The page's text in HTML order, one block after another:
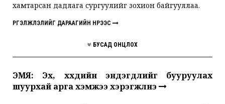
хамтарсан дадлага сургуулийг зохион байгууллаа.
ҮРГЭЛЖЛЭЛИЙГ ДАРААГИЙН НҮҮРЭЭС
БУСАД ОНЦЛОХ
ЭМЯ: Эх, хүүхдийн эндэгдлийг бууруулах
шуурхай арга хэмжээ хэрэгжүүлнэ